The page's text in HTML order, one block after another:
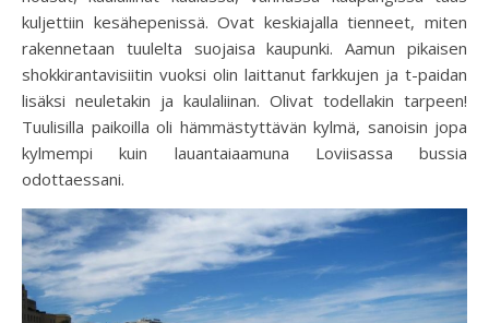
kuljettiin kesähepenissä. Ovat keskiajalla tienneet, miten
rakennetaan tuulelta suojaisa kaupunki. Aamun pikaisen
shokkirantavisiitin vuoksi olin laittanut farkkujen ja t-paidan
lisäksi neuletakin ja kaulaliinan. Olivat todellakin tarpeen!
Tuulisilla paikoilla oli hämmästyttävän kylmä, sanoisin jopa
kylmempi kuin lauantaiaamuna Loviisassa bussia
odottaessani.